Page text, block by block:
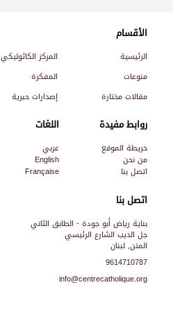
اتصل بنا
بناية رياض أبو جودة - الطابق الثاني
جل الديب الشارع الرئيسي
المتن, لبنان
9614710787
info@centrecatholique.org
الأقسام
الرئيسية المركز الكاثوليكي
منوعات
المفكرة
مقالات مختارة
إصدارات حبرية
روابط مفيدة
خريطة الموقع
من نحن
اتصل بنا
اللغات
عربي
English
Française